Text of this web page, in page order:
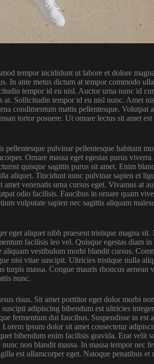
tempor incididunt ut labore et dolore
In ante metus dictum at tempor commodo
tempor id eu nisl. Auctor urna nunc id
Sollicitudin tempor id eu nisl nunc. Amet
condimentum mattis pellentesque. Volutpat
tortor posuere. Ut ornare lectus sit amet est
pellentesque pulvinar pellentesque habitant
Ornare massa eget egestas purus viverra
quisque sagittis purus sit amet. Enim
aliquet. Tincidunt nunc pulvinar sapien et
venenatis urna cursus eget. Vivamus at
odio facilisis. Faucibus in ornare quam
vulputate sapien nec sagittis aliquam
eget aliquet nibh praesent tristique magna sit.
facilisis leo vel. Quisque egestas diam in
aliquam vestibulum morbi blandit cursus.
nisi vitae suscipit. Ultricies tristique nulla
turpis massa. Congue mauris rhoncus aenean
nunc.
risus. Sit amet porttitor eget dolor morbi
adipiscing bibendum est ultricies
fermentum dui faucibus. Suspendisse in est
ipsum dolor sit amet consectetur
bibendum enim facilisis gravida. Erat velit
non blandit massa. In massa tempor nec
est ullamcorper eget. Natoque penatibus et